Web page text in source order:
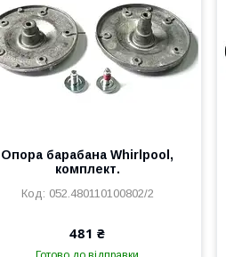
Опора барабана Whirlpool,
комплект.
052.480110100802/2
481 ₴